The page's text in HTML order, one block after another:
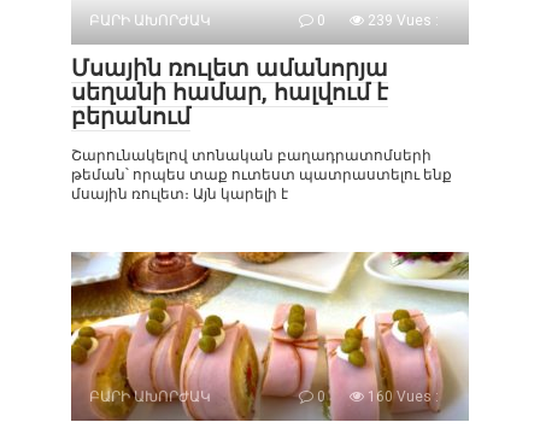
ԲԱՐԻ ԱԽՈՐԺԱԿ
0 239 Vues :
Մսային ռուլետ ամանորյա
սեղանի համար, հալվում է
բերանում
Շարունակելով տոնական բաղադրատոմսերի
թեման՝ որպես տաք ուտեստ պատրաստելու ենք
մսային ռուլետ։ Այն կարելի է
ԲԱՐԻ ԱԽՈՐԺԱԿ 0 160 Vues :